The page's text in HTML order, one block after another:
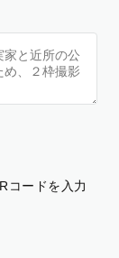
コードを入力